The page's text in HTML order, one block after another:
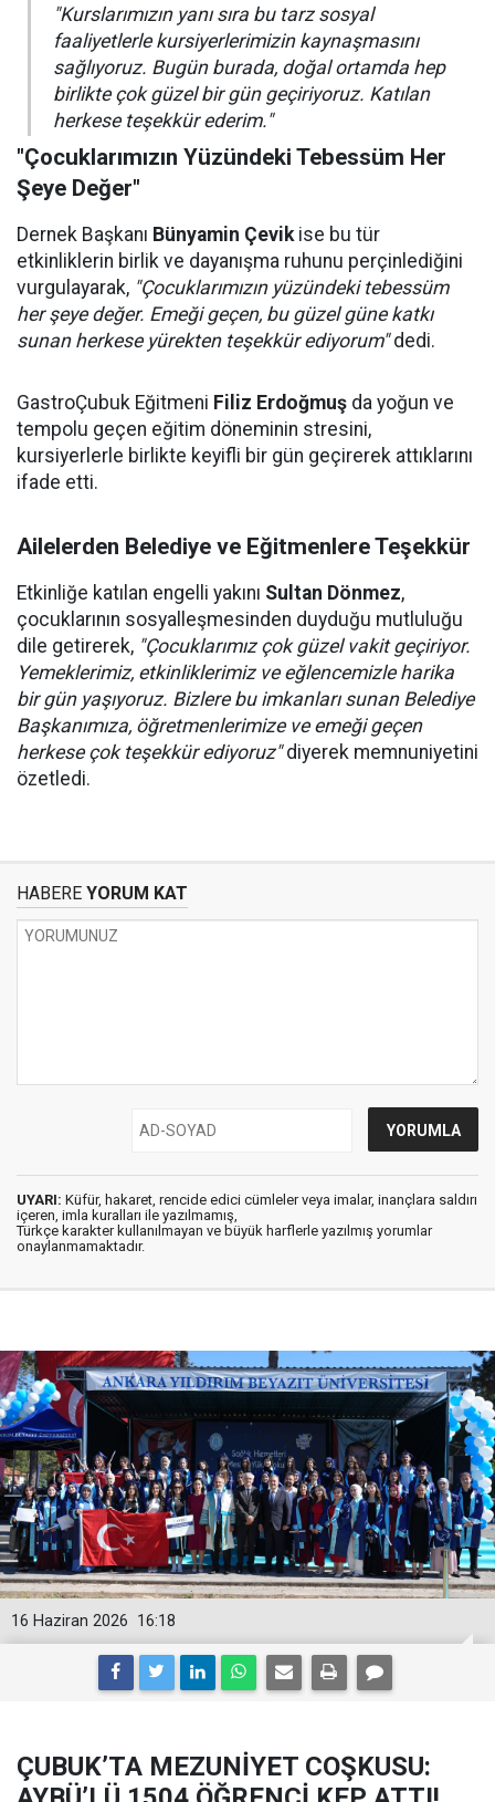
"Kurslarımızın yanı sıra bu tarz sosyal
faaliyetlerle kursiyerlerimizin kaynaşmasını
sağlıyoruz. Bugün burada, doğal ortamda hep
birlikte çok güzel bir gün geçiriyoruz. Katılan
herkese teşekkür ederim."
"Çocuklarımızın Yüzündeki Tebessüm Her
Şeye Değer"
Dernek Başkanı Bünyamin Çevikise bu tür
etkinliklerin birlik ve dayanışma ruhunu perçinlediğini
vurgulayarak, "Çocuklarımızın yüzündeki tebessüm
her şeye değer. Emeği geçen, bu güzel güne katkı
sunan herkese yürekten teşekkür ediyorum"dedi.
GastroÇubuk Eğitmeni Filiz Erdoğmuş da yoğun ve
tempolu geçen eğitim döneminin stresini,
kursiyerlerle birlikte keyifli bir gün geçirerek attıklarını
ifade etti.
Ailelerden Belediye ve Eğitmenlere Teşekkür
Etkinliğe katılan engelli yakını Sultan Dönmez,
çocuklarının sosyalleşmesinden duyduğu mutluluğu
dile getirerek, "Çocuklarımız çok güzel vakit geçiriyor.
Yemeklerimiz, etkinliklerimiz ve eğlencemizle harika
bir gün yaşıyoruz. Bizlere bu imkanları sunan Belediye
Başkanımıza, öğretmenlerimize ve emeği geçen
herkese çok teşekkür ediyoruz"diyerek memnuniyetini
özetledi.
HABERE YORUM KAT
UYARI: Küfür, hakaret, rencide edici cümleler veya imalar, inançlara saldırı
içeren, imla kuralları ile yazılmamış,
Türkçe karakter kullanılmayan ve büyük harflerle yazılmış yorumlar
onaylanmamaktadır.
16:18
16 Haziran 2026
ÇUBUK’TA MEZUNİYET COŞKUSU: